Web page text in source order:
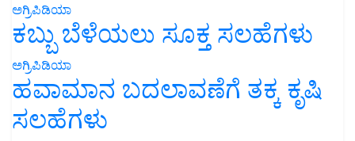
ಅಗ್ರಿಪಿಡಿಯಾ
ಕಬ್ಬು ಬೆಳೆಯಲು ಸೂಕ್ತ ಸಲಹೆಗಳು
ಅಗ್ರಿಪಿಡಿಯಾ
ಹವಾಮಾನ ಬದಲಾವಣೆಗೆ ತಕ್ಕ ಕೃಷಿ
ಸಲಹೆಗಳು